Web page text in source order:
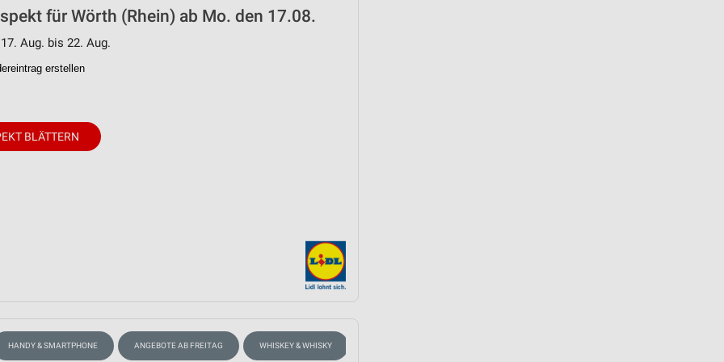
für Wörth (Rhein) ab Mo. den 17.08.
Aug. bis 22. Aug.
erstellen
BLÄTTERN
HANDY & SMARTPHONE ANGEBOTE AB FREITAG WHISKEY & WHISKY